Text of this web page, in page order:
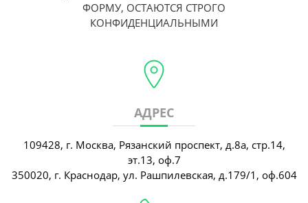
ФОРМУ, ОСТАЮТСЯ СТРОГО
КОНФИДЕНЦИАЛЬНЫМИ
АДРЕС
109428, г. Москва, Рязанский проспект, д.8а, стр.14,
эт.13, оф.7
350020, г. Краснодар, ул. Рашпилевская, д.179/1, оф.604